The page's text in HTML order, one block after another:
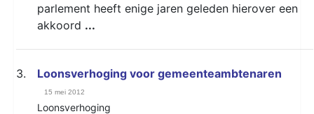
parlement heeft enige jaren geleden hierover een
akkoord ...
3. Loonsverhoging voor gemeenteambtenaren
15 mei 2012
Loonsverhoging